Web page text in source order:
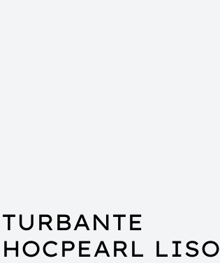
TURBANTE
HOCPEARL LISO